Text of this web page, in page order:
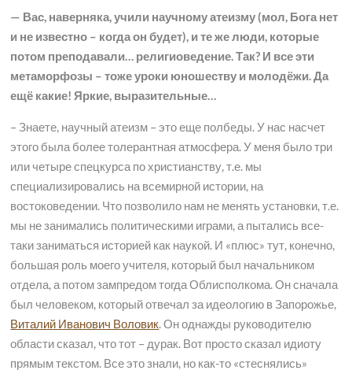
— Вас, наверняка, учили научному атеизму (мол, Бога нет
и не известно – когда он будет), и те же люди, которые
потом преподавали… религиоведение. Так? И все эти
метаморфозы – тоже уроки юношеству и молодёжи. Да
ещё какие! Яркие, выразительные…
– Знаете, научный атеизм – это еще полбеды. У нас насчет
этого была более толерантная атмосфера. У меня было три
или четыре спецкурса по христианству, т.е. мы
специализировались на всемирной истории, на
востоковедении. Что позволило нам не менять установки, т.е.
мы не занимались политическими играми, а пытались все-
таки заниматься историей как наукой. И «плюс» тут, конечно,
большая роль моего учителя, который был начальником
отдела, а потом зампредом тогда Облисполкома. Он сначала
был человеком, который отвечал за идеологию в Запорожье,
Виталий Иванович Воловик. Он однажды руководителю
области сказал, что тот – дурак. Вот просто сказал идиоту
прямым текстом. Все это знали, но как-то «стеснялись»